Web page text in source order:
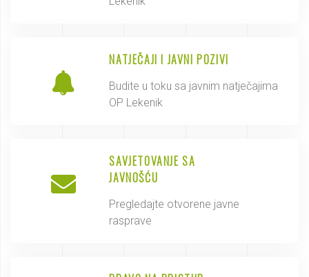
NATJEČAJI I JAVNI POZIVI
Budite u toku sa javnim natječajima
OP Lekenik
SAVJETOVANJE SA
JAVNOŠĆU
Pregledajte otvorene javne
rasprave